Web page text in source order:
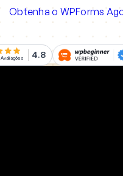
Obtenha o WPForms
Avaliações 4.8